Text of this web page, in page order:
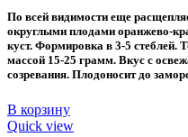
составляла
70 ₽.
40 ₽.
По всей видимости еще
округлыми плодами оранжево-
куст. Формировка в 3-5 стеблей.
массой 15-25 грамм. Вкус с
созревания. Плодоносит до
В корзину
Quick view